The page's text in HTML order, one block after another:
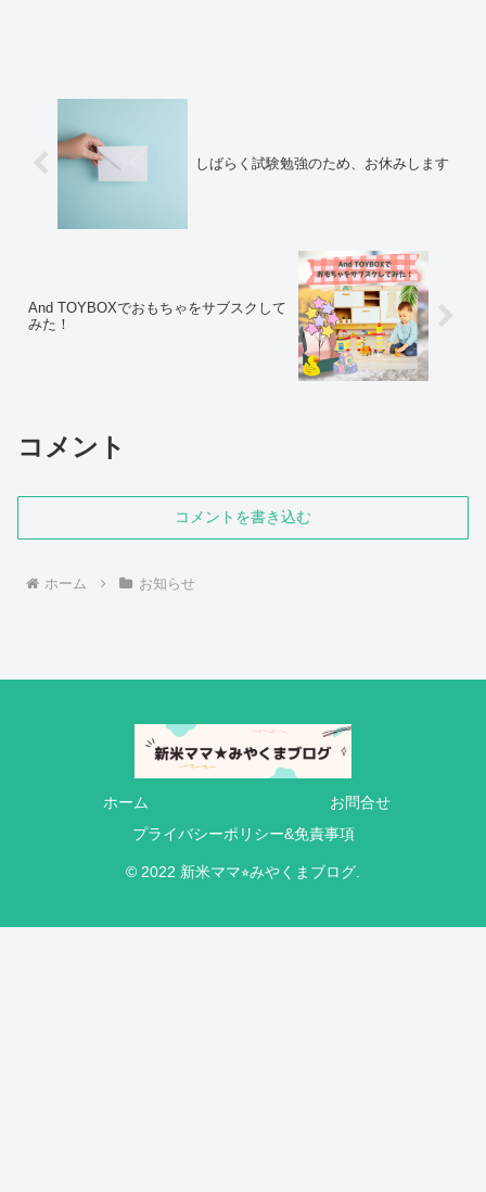
しばらく試験勉強のため、お休みします
And TOYBOXでおもちゃをサブスクして
みた！
コメント
コメントを書き込む
ホーム お知らせ
ホーム
お問合せ
プライバシーポリシー&免責事項
© 2022 新米ママ⭐︎みやくまブログ.